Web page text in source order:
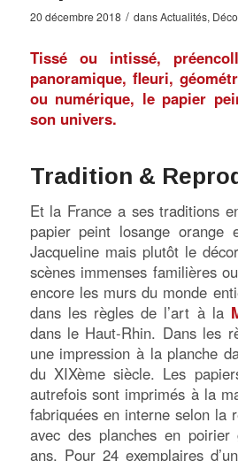
20 décembre 2018 / dansActualités,
Tissé ou intissé,
panoramique, fleuri,
ou numérique, le papier
son univers.
Tradition &
Et la France a ses traditions
papier peint losange orange
Jacqueline mais plutôt le
scènes immenses familières
encore les murs du monde
dans les règles de l’art à la
dans le Haut-Rhin. Dans les
une impression à la planche
du XIXème siècle. Les
autrefois sont imprimés à la
fabriquées en interne selon la
avec des planches en
ans. Pour 24 exemplaires